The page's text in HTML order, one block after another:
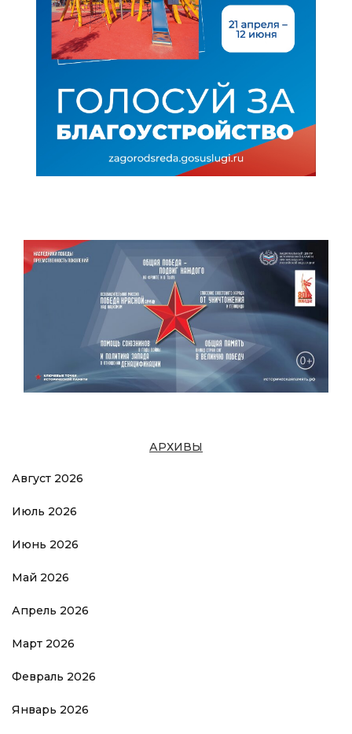
АРХИВЫ
Август 2026
Июль 2026
Июнь 2026
Май 2026
Апрель 2026
Март 2026
Февраль 2026
Январь 2026